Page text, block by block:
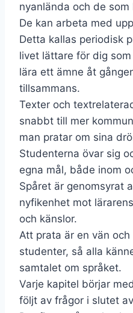
nyanlända och de
De kan arbeta med
Detta kallas periodisk
livet lättare för dig
lära ett ämne åt
tillsammans.
Texter och
snabbt till mer
man pratar om sina
Studenterna övar sig
egna mål, både inom
Spåret är genomsyrat
nyfikenhet mot
och känslor.
Att prata är en vän
studenter, så alla
samtalet om språket.
Varje kapitel börjar
följt av frågor i slutet